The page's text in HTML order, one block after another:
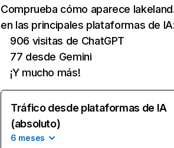
Comprueba cómo aparece
en las principales plataformas de
906 visitas de ChatGPT
77 desde Gemini
¡Y mucho más!
Tráfico desde plataformas de IA
(absoluto)
6 meses